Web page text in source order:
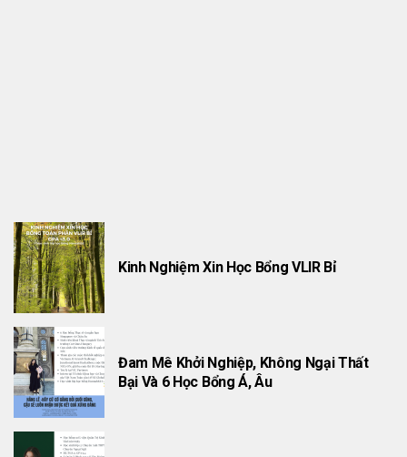
Kinh Nghiệm Xin Học Bổng VLIR Bỉ
Đam Mê Khởi Nghiệp, Không Ngại Thất
Bại Và 6 Học Bổng Á, Âu